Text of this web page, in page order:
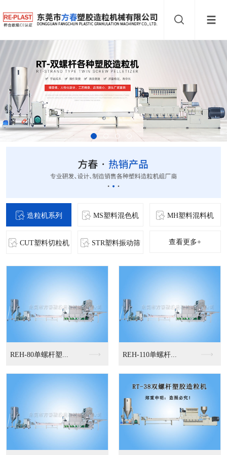
造粒机系列 MS塑料混色机 MH塑料混料机
CUT塑料切粒机 STR塑料振动筛 查看更多+
MS-立式混色机